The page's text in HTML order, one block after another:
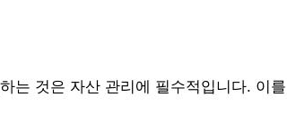
는 것은 자산 관리에 필수적입니다. 이를